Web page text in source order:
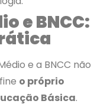
e BNCC:
e a BNCC não
o próprio
Básica.